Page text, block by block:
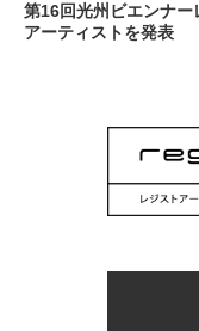
第16回光州ビエンナー
アーティストを発表